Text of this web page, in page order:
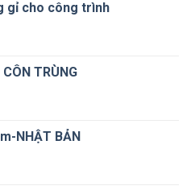
gỉ cho công trình
TRÙNG
NHẬT BẢN